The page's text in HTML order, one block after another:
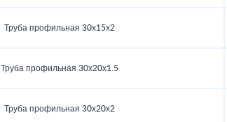
Труба профильная 30х15х2
Труба профильная 30х20х1.5
Труба профильная 30х20х2